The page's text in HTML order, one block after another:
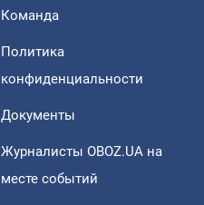
Команда
Политика
конфиденциальности
Документы
Журналисты OBOZ.UA на
месте событий